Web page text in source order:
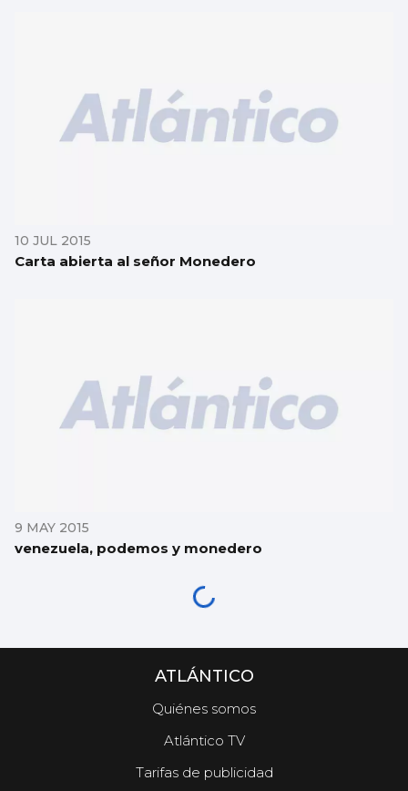
10 JUL 2015
Carta abierta al señor Monedero
9 MAY 2015
venezuela, podemos y monedero
ATLÁNTICO
Quiénes somos
Atlántico TV
Tarifas de publicidad